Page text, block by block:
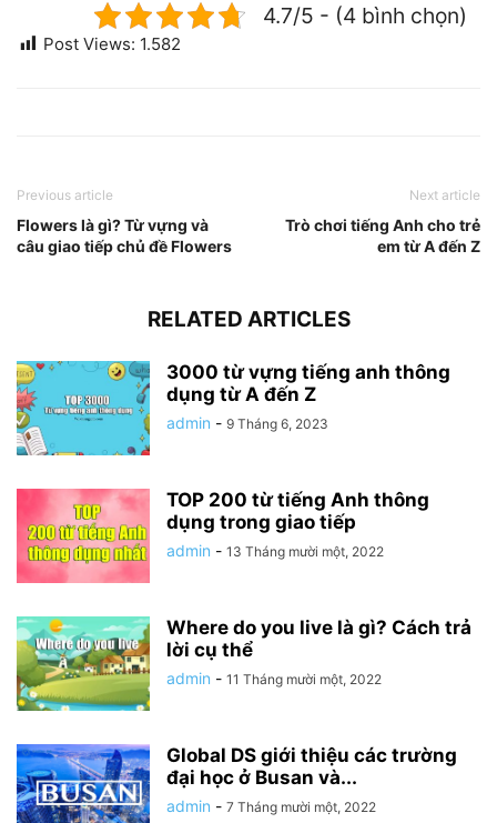
4.7/5 - (4 bình chọn)
Post Views: 1.582
Previous article
Flowers là gì? Từ vựng và
câu giao tiếp chủ đề Flowers
Next article
Trò chơi tiếng Anh cho trẻ
em từ A đến Z
RELATED ARTICLES
3000 từ vựng tiếng anh thông
dụng từ A đến Z
admin - 9 Tháng 6, 2023
TOP 200 từ tiếng Anh thông
dụng trong giao tiếp
admin - 13 Tháng mười một, 2022
Where do you live là gì? Cách trả
lời cụ thể
admin - 11 Tháng mười một, 2022
Global DS giới thiệu các trường
đại học ở Busan và...
admin - 7 Tháng mười một, 2022